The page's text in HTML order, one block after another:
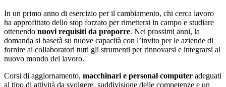
In un primo anno di esercizio per il cambiamento, chi cerca lavoro
ha approfittato dello stop forzato per rimettersi in campo e studiare
ottenendo nuovi requisiti da proporre. Nei prossimi anni, la
domanda si baserà su nuove capacità con l’invito per le aziende di
fornire ai collaboratori tutti gli strumenti per rinnovarsi e integrarsi al
nuovo mondo del lavoro.
Corsi di aggiornamento, macchinari e personal computer adeguati
al tipo di attività da svolgere, suddivisione delle competenze e un